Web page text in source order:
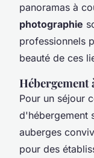
panoramas à
photographie
professionnels
beauté de ces
Hébergement
Pour un séjour
d'hébergement
auberges
pour des